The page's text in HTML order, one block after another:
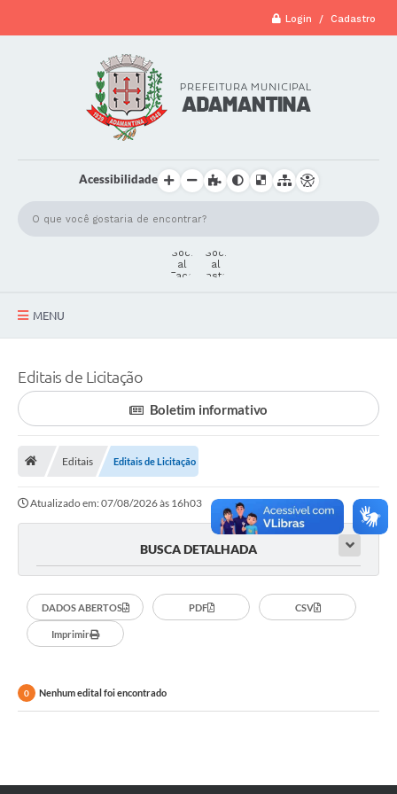
Login / Cadastro
Acessibilidade
MENU
Secretarias
Legislação
Atos Municipais
Transparência
Cadastros Culturais
Lei Paulo Gustavo
Aldir Blanc (PNAB)
e-SIC
Editais de Licitação
Boletim informativo
Editais Editais de Licitação
Atualizado em: 07/08/2026 às 16h03
BUSCA DETALHADA
DADOS ABERTOS PDF CSV
Imprimir
0 Nenhum edital foi encontrado